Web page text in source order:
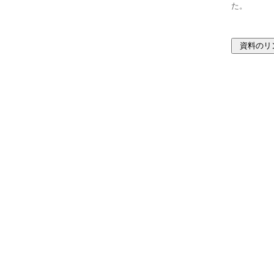
た。